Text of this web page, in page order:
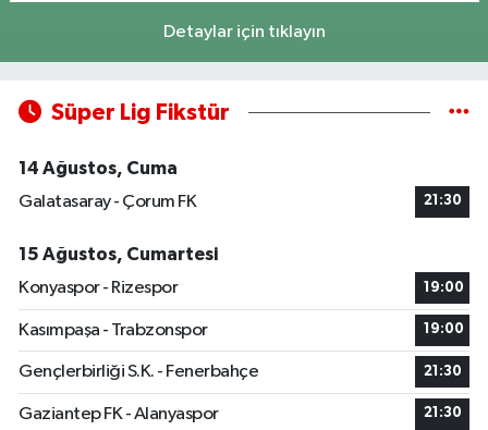
Detaylar için tıklayın
Süper Lig Fikstür
14 Ağustos, Cuma
Galatasaray - Çorum FK
21:30
15 Ağustos, Cumartesi
Konyaspor - Rizespor
19:00
Kasımpaşa - Trabzonspor 19:00
Gençlerbirliği S.K. - Fenerbahçe 21:30
Gaziantep FK - Alanyaspor 21:30